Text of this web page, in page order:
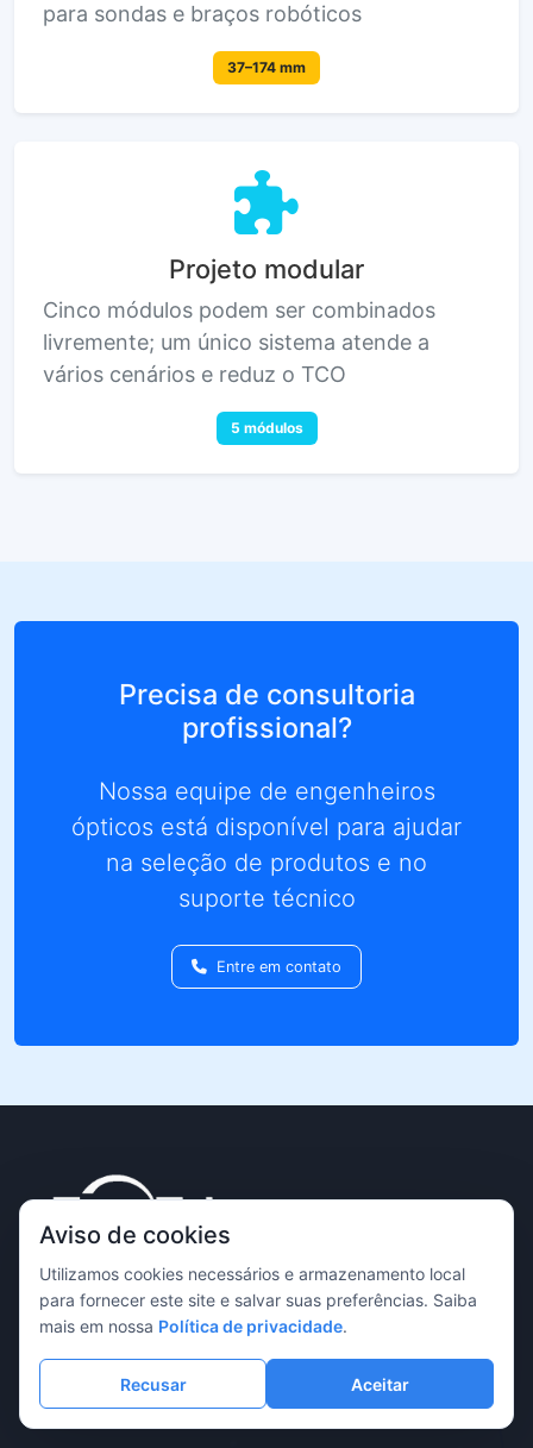
para sondas e braços robóticos
37–174 mm
Projeto modular
Cinco módulos podem ser combinados
livremente; um único sistema atende a
vários cenários e reduz o TCO
5 módulos
Precisa de consultoria
profissional?
Nossa equipe de engenheiros
ópticos está disponível para ajudar
na seleção de produtos e no
suporte técnico
Entre em contato
Fabricante profissional de equipamentos de imagem
inspeção industrial e outras aplicações.
Aviso de cookies
Utilizamos cookies necessários e armazenamento local
para fornecer este site e salvar suas preferências. Saiba
mais em nossa Política de privacidade.
Recusar Aceitar